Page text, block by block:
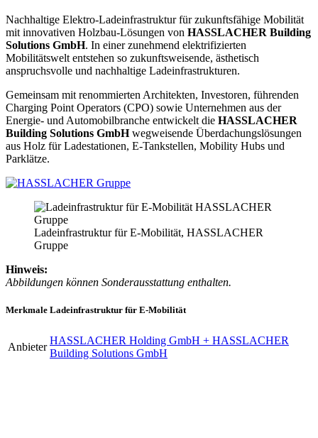
Nachhaltige Elektro-Ladeinfrastruktur für zukunftsfähige Mobilität
mit innovativen Holzbau-Lösungen von HASSLACHER Building
Solutions GmbH. In einer zunehmend elektrifizierten
Mobilitätswelt entstehen so zukunftsweisende, ästhetisch
anspruchsvolle und nachhaltige Ladeinfrastrukturen.
Gemeinsam mit renommierten Architekten, Investoren, führenden
Charging Point Operators (CPO) sowie Unternehmen aus der
Energie- und Automobilbranche entwickelt die HASSLACHER
Building Solutions GmbHwegweisende Überdachungslösungen
aus Holz für Ladestationen, E-Tankstellen, Mobility Hubs und
Parklätze.
Ladeinfrastruktur für E-Mobilität, HASSLACHER
Gruppe
Hinweis:
Abbildungen können Sonderausstattung enthalten.
Merkmale Ladeinfrastruktur für E-Mobilität
Anbieter
HASSLACHER Holding GmbH + HASSLACHER
Building Solutions GmbH